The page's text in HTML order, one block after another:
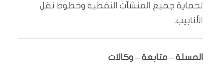
لحماية جميع المنشآت النفطية وخطوط نقل
اﻷنابيب.
المسلة – متابعة – وكالات